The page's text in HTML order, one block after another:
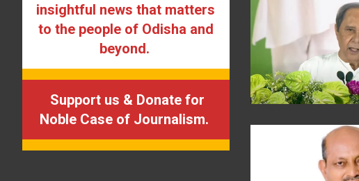
insightful news that matters
to the people of Odisha and
beyond.
Support us & Donate for
Noble Case of Journalism.